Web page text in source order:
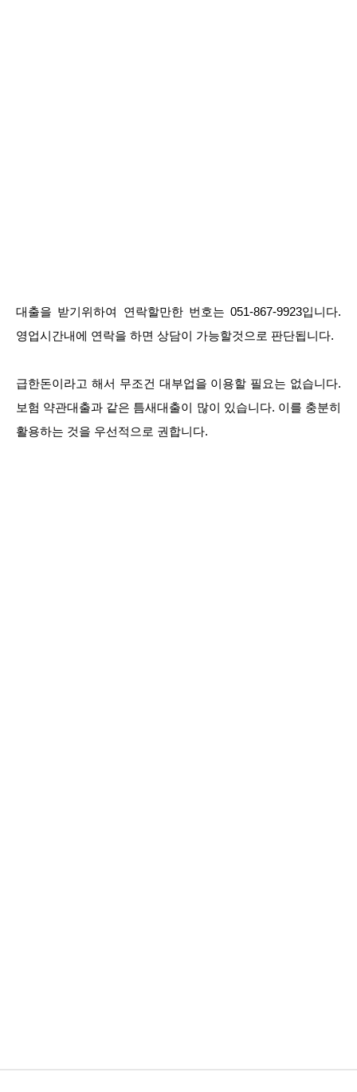
대출을 받기위하여 연락할만한 번호는 051-867-9923입니다.
영업시간내에 연락을 하면 상담이 가능할것으로 판단됩니다.
급한돈이라고 해서 무조건 대부업을 이용할 필요는 없습니다.
보험 약관대출과 같은 틈새대출이 많이 있습니다. 이를 충분히
활용하는 것을 우선적으로 권합니다.